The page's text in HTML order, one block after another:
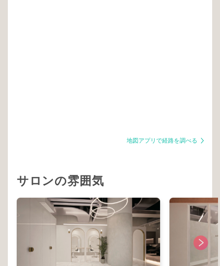
地図アプリで経路を調べる
サロンの雰囲気